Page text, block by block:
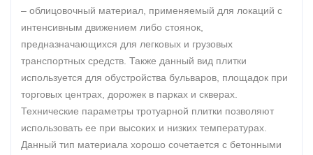
– облицовочный материал, применяемый для локаций с
интенсивным движением либо стоянок,
предназначающихся для легковых и грузовых
транспортных средств. Также данный вид плитки
используется для обустройства бульваров, площадок при
торговых центрах, дорожек в парках и скверах.
Технические параметры тротуарной плитки позволяют
использовать ее при высоких и низких температурах.
Данный тип материала хорошо сочетается с бетонными